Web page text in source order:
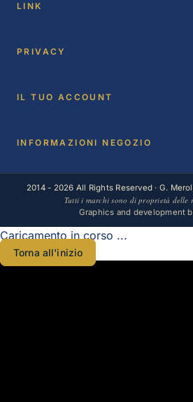
LINK
PRIVACY
IL TUO ACCOUNT
INFORMAZIONI NEGOZIO
2014 - 2026 All Rights Reserved · G.
Tutti i marchi sono di proprietà delle
Graphics and development
Caricamento in corso ...
Torna all'inizio